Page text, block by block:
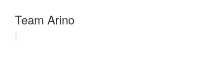
Team Arino